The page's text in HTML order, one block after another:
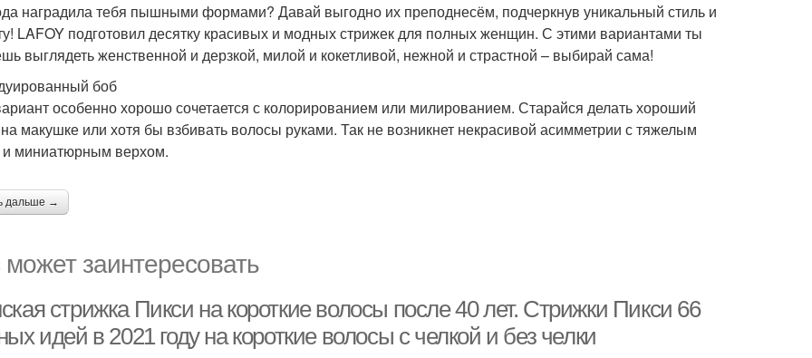
наградила тебя пышными формами? Давай выгодно их преподнесём, подчеркнув уникальный стиль и
LAFOY подготовил десятку красивых и модных стрижек для полных женщин. С этими вариантами ты
выглядеть женственной и дерзкой, милой и кокетливой, нежной и страстной – выбирай сама!
боб
особенно хорошо сочетается с колорированием или милированием. Старайся делать хороший
макушке или хотя бы взбивать волосы руками. Так не возникнет некрасивой асимметрии с тяжелым
и миниатюрным верхом.
дальше →
заинтересовать
стрижка Пикси на короткие волосы после 40 лет. Стрижки Пикси 66
идей в 2021 году на короткие волосы с челкой и без челки